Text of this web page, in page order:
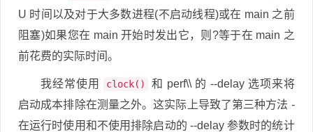
U 时间以及对于大多数进程(不启动线程)或在 main 之前
阻塞)如果您在 main 开始时发出它，则?等于在 main 之
前花费的实际时间。
我经常使用 clock()
和 perf\\ 的 --delay 选项来将
启动成本排除在测量之外。这实际上导致了第三种方法 -
在运行时使用和不使用排除启动的 --delay 参数时的统计